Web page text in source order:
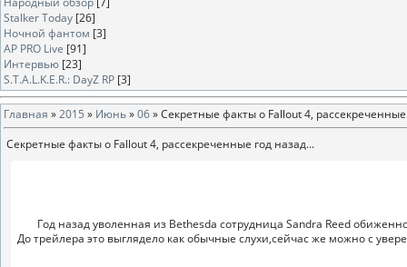
Stalker Today [26]
Ночной фантом [3]
AP PRO Live [91]
Интервью [23]
S.T.A.L.K.E.R.: DayZ RP [3]
Главная »2015 » Июнь»06» Секретные факты о Fallout 4, рассекреченные
Секретные факты о Fallout 4, рассекреченные год назад...
Год назад уволенная из Bethesda сотрудница Sandra Reed
До трейлера это выглядело как обычные слухи,сейчас же можно с